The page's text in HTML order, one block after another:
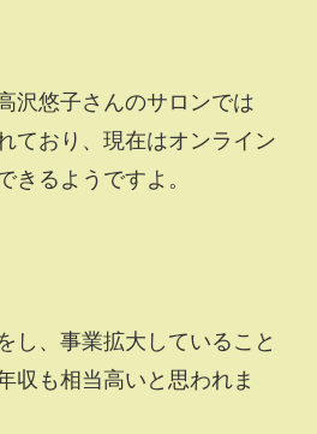
沢悠子さんのサロンでは
ており、現在はオンライン
きるようですよ。
し、事業拡大していること
収も相当高いと思われま